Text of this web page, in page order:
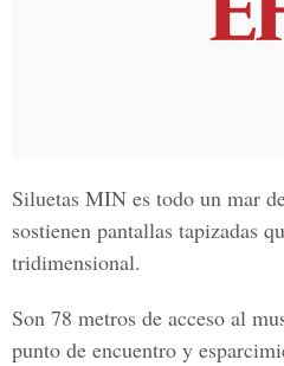
Siluetas MIN es todo un mar
sostienen pantallas tapizadas
tridimensional.
Son 78 metros de acceso al
punto de encuentro y